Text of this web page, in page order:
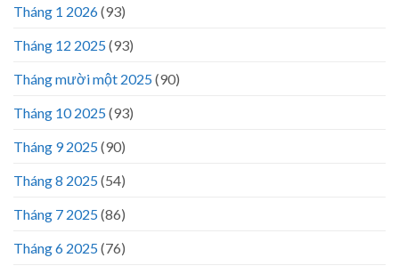
Tháng 1 2026(93)
Tháng 12 2025(93)
Tháng mười một 2025(90)
Tháng 10 2025(93)
Tháng 9 2025(90)
Tháng 8 2025(54)
Tháng 7 2025(86)
Tháng 6 2025(76)